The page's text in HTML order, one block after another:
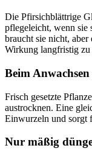
Die Pfirsichblättrige
pflegeleicht, wenn
braucht sie nicht,
Wirkung langfristig zu
Beim
Frisch gesetzte
austrocknen. Eine
Einwurzeln und sorgt
Nur mäßig